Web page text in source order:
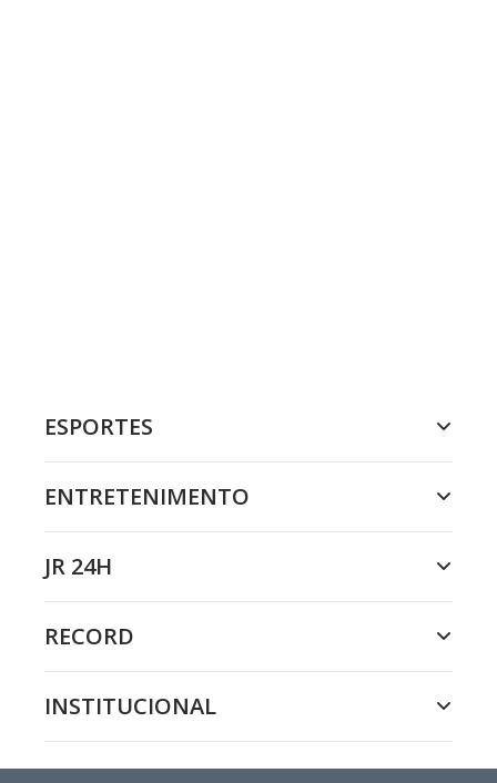
ESPORTES
ENTRETENIMENTO
JR 24H
RECORD
INSTITUCIONAL